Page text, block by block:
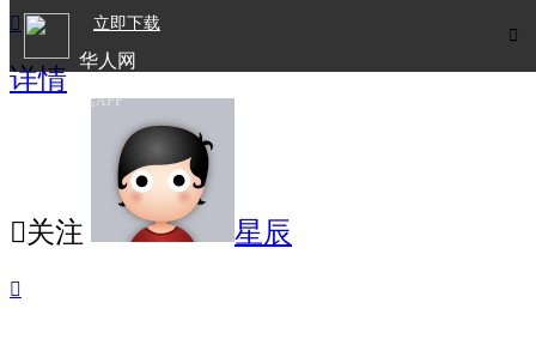

立即下载
华人网
欧洲华人生活APP

详情
关注 星辰
